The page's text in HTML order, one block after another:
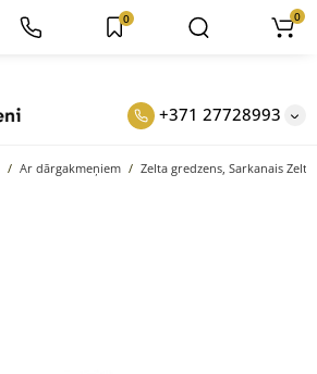
+371 27728993
0 0
Ar dārgakmeņiem Zelta gredzens, Sarkanais